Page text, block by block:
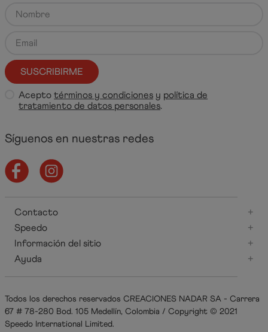
SUSCRIBIRME
Aceptotérminos y condiciones y política de
tratamiento de datos personales.
Síguenos en nuestras redes
Contacto
+
Speedo
+
Información del sitio
+
Ayuda
+
Todos los derechos reservados CREACIONES NADAR SA - Carrera
67 # 78-280 Bod. 105 Medellín, Colombia / Copyright © 2021
Speedo International Limited.